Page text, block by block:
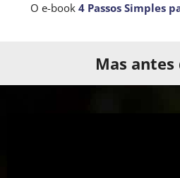
O e-book 4 Passos Simples
Mas